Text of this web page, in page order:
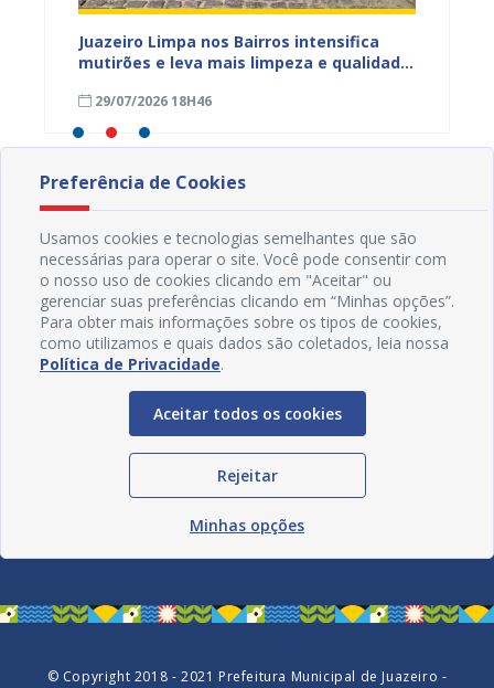
Juazeiro Limpa nos Bairros intensifica
mutirões e leva mais limpeza e qualidade
29/07/2026 18H46
Redes Sociais
© Copyright 2018 - 2021 Prefeitura Municipal de Juazeiro -
Preferência de Cookies
Usamos cookies e tecnologias semelhantes que são
necessárias para operar o site. Você pode consentir com
o nosso uso de cookies clicando em "Aceitar" ou
gerenciar suas preferências clicando em “Minhas opções”.
Para obter mais informações sobre os tipos de cookies,
como utilizamos e quais dados são coletados, leia nossa
Política de Privacidade.
Aceitar todos os cookies
Rejeitar
Minhas opções